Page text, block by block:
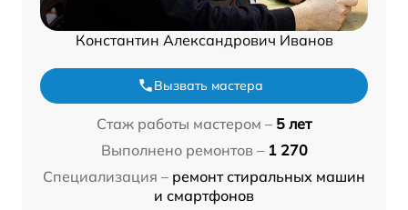
Константин Александрович Иванов
Вызвать мастера
Стаж работы мастером – 5 лет
Выполнено ремонтов – 1 270
Специализация – ремонт стиральных машин
и смартфонов